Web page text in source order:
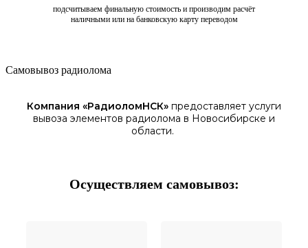
подсчитываем финальную стоимость и производим расчёт
наличными или на банковскую карту переводом
Самовывоз радиолома
Компания «РадиоломНСК» предоставляет услуги
вывоза элементов радиолома в Новосибирске и
области.
Осуществляем самовывоз: